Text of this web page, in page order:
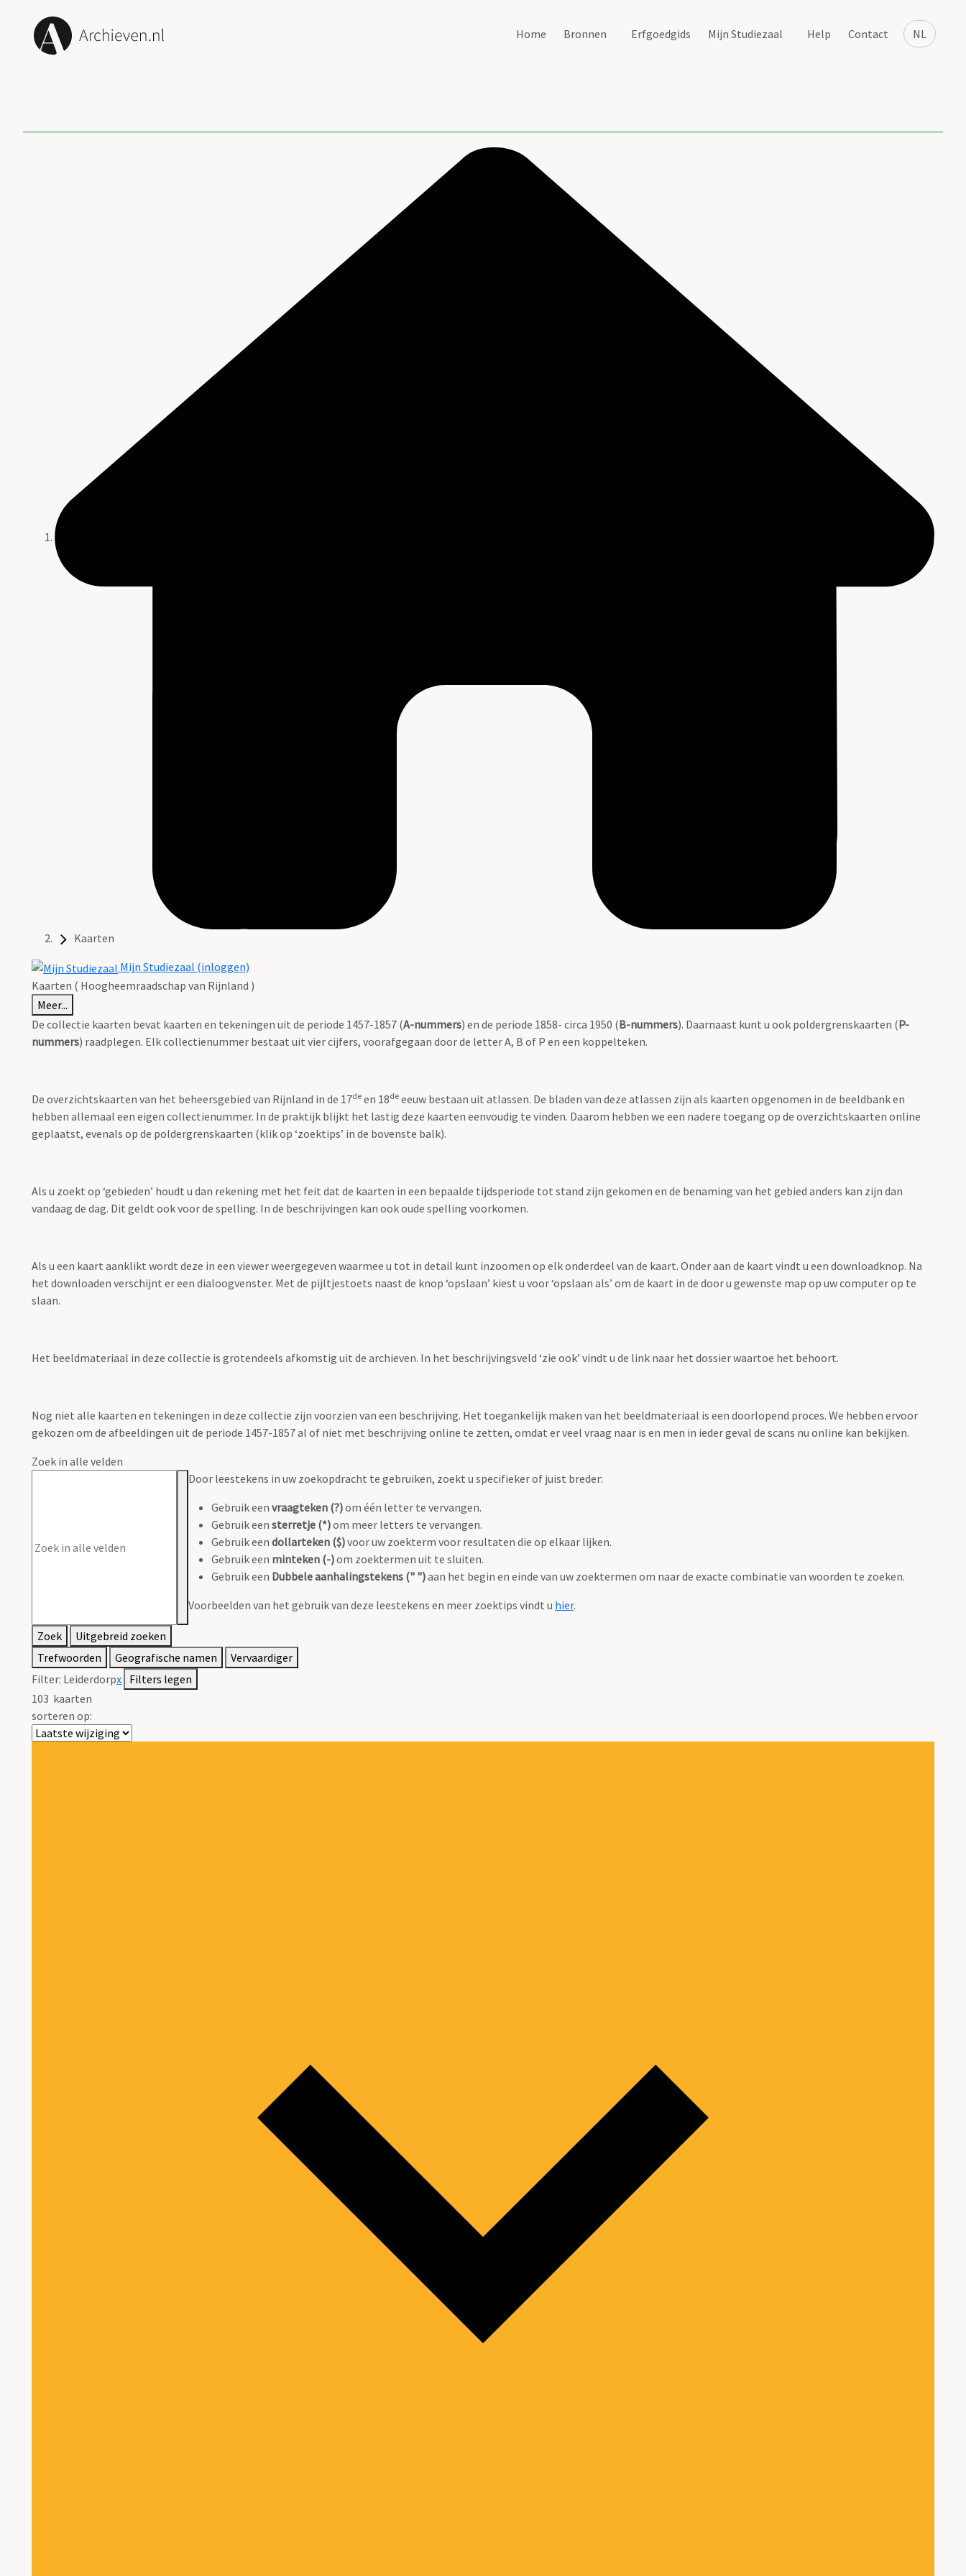
NL
Home Bronnen Erfgoedgids Mijn Studiezaal Help Contact
Kaarten
Mijn Studiezaal (inloggen)
Kaarten ( Hoogheemraadschap van Rijnland )
Meer...
De collectie kaarten bevat kaarten en tekeningen uit de periode 1457-1857 (A-nummers) en de periode 1858- circa 1950 (B-nummers). Daarnaast kunt u ook poldergrenskaarten (P-
nummers) raadplegen. Elk collectienummer bestaat uit vier cijfers, voorafgegaan door de letter A, B of P en een koppelteken.
De overzichtskaarten van het beheersgebied van Rijnland in de 17de en 18de eeuw bestaan uit atlassen. De bladen van deze atlassen zijn als kaarten opgenomen in de beeldbank en
hebben allemaal een eigen collectienummer. In de praktijk blijkt het lastig deze kaarten eenvoudig te vinden. Daarom hebben we een nadere toegang op de overzichtskaarten online
geplaatst, evenals op de poldergrenskaarten (klik op ‘zoektips’ in de bovenste balk).
Als u zoekt op ‘gebieden’ houdt u dan rekening met het feit dat de kaarten in een bepaalde tijdsperiode tot stand zijn gekomen en de benaming van het gebied anders kan zijn dan
vandaag de dag. Dit geldt ook voor de spelling. In de beschrijvingen kan ook oude spelling voorkomen.
Als u een kaart aanklikt wordt deze in een viewer weergegeven waarmee u tot in detail kunt inzoomen op elk onderdeel van de kaart. Onder aan de kaart vindt u een downloadknop. Na
het downloaden verschijnt er een dialoogvenster. Met de pijltjestoets naast de knop ‘opslaan’ kiest u voor ‘opslaan als’ om de kaart in de door u gewenste map op uw computer op te
slaan.
Het beeldmateriaal in deze collectie is grotendeels afkomstig uit de archieven. In het beschrijvingsveld ‘zie ook’ vindt u de link naar het dossier waartoe het behoort.
Nog niet alle kaarten en tekeningen in deze collectie zijn voorzien van een beschrijving. Het toegankelijk maken van het beeldmateriaal is een doorlopend proces. We hebben ervoor
gekozen om de afbeeldingen uit de periode 1457-1857 al of niet met beschrijving online te zetten, omdat er veel vraag naar is en men in ieder geval de scans nu online kan bekijken.
Zoek in alle velden
Door leestekens in uw zoekopdracht te gebruiken, zoekt u specifieker of juist breder:
Gebruik een vraagteken (?)om één letter te vervangen.
Gebruik een sterretje (*)om meer letters te vervangen.
Gebruik een dollarteken ($)voor uw zoekterm voor resultaten die op elkaar lijken.
Gebruik een minteken (-)om zoektermen uit te sluiten.
Gebruik een Dubbele aanhalingstekens (" ")aan het begin en einde van uw zoektermen om naar de exacte combinatie van woorden te zoeken.
Voorbeelden van het gebruik van deze leestekens en meer zoektips vindt u hier.
Zoek
Uitgebreid zoeken
Trefwoorden
Geografische namen
Vervaardiger
Filter: Leiderdorpx Filters legen
103 kaarten
sorteren op: